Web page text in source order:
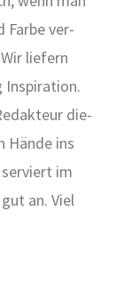
Far­be ver­
lie­fern
Inspi­ra­ti­on.
die­
Hän­de ins
im
an. Viel